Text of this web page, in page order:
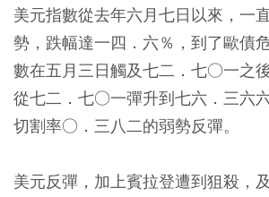
美元指數從去年六月七日以來，一
勢，跌幅達一四．六％，到了歐債
數在五月三日觸及七二．七○一之
從七二．七○一彈升到七六．三六
切割率○．三八二的弱勢反彈。
美元反彈，加上賓拉登遭到狙殺，